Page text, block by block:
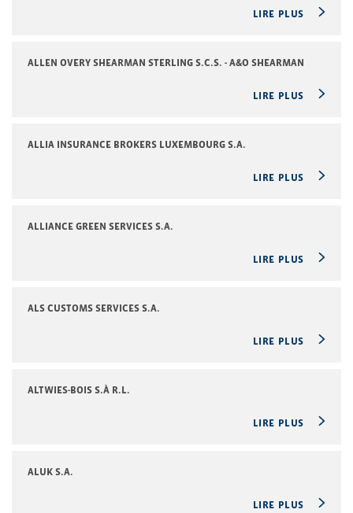
LIRE PLUS
ALLEN OVERY SHEARMAN STERLING S.C.S. - A&O SHEARMAN
LIRE PLUS
ALLIA INSURANCE BROKERS LUXEMBOURG S.A.
LIRE PLUS
ALLIANCE GREEN SERVICES S.A.
LIRE PLUS
ALS CUSTOMS SERVICES S.A.
LIRE PLUS
ALTWIES-BOIS S.À R.L.
LIRE PLUS
ALUK S.A.
LIRE PLUS